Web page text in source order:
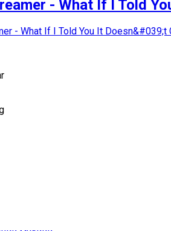
- What If I Told